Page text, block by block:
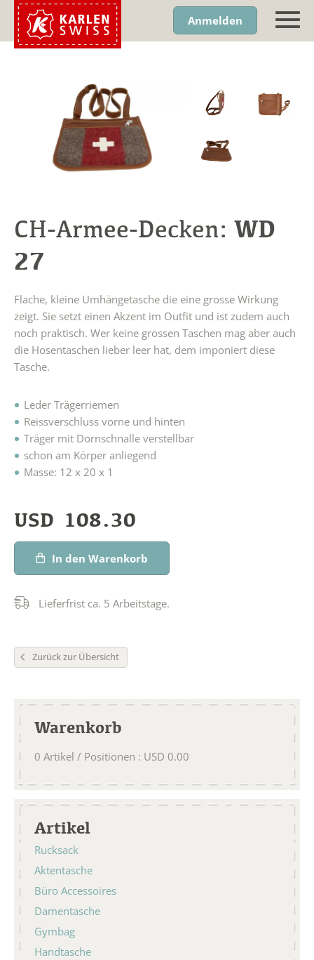
Anmelden
CH-Armee-Decken: WD
27
Flache, kleine Umhängetasche die eine grosse Wirkung
zeigt. Sie setzt einen Akzent im Outfit und ist zudem auch
noch praktisch. Wer keine grossen Taschen mag aber auch
die Hosentaschen lieber leer hat, dem imponiert diese
Tasche.
Leder Trägerriemen
Reissverschluss vorne und hinten
Träger mit Dornschnalle verstellbar
schon am Körper anliegend
Masse: 12 x 20 x 1
USD 108.30
In den Warenkorb
Lieferfrist ca. 5 Arbeitstage.
Zurück zur Übersicht
Warenkorb
0 Artikel / Positionen : USD 0.00
Artikel
Rucksack
Aktentasche
Büro Accessoires
Damentasche
Gymbag
Handtasche